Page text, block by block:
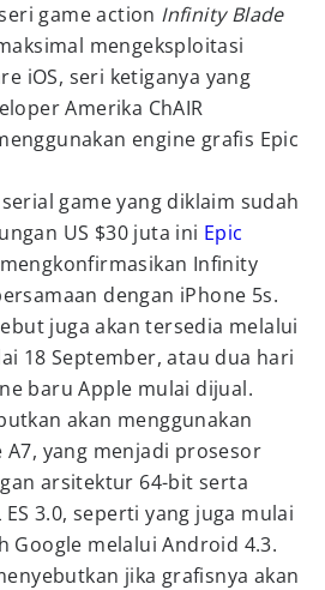
game action Infinity Blade
mengeksploitasi
iOS, seri ketiganya yang
Amerika ChAIR
engine grafis Epic
game yang diklaim sudah
US $30 juta ini Epic
Infinity
dengan iPhone 5s.
juga akan tersedia melalui
18 September, atau dua hari
baru Apple mulai dijual.
akan menggunakan
yang menjadi prosesor
arsitektur 64-bit serta
3.0, seperti yang juga mulai
Google melalui Android 4.3.
jika grafisnya akan